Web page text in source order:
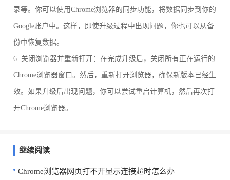
录等。你可以使用Chrome浏览器的同步功能，将数据同步到你的
Google账户中。这样，即使升级过程中出现问题，你也可以从备
份中恢复数据。
6. 关闭浏览器并重新打开：在完成升级后，关闭所有正在运行的
Chrome浏览器窗口。然后，重新打开浏览器，确保新版本已经生
效。如果升级后出现问题，你可以尝试重启计算机，然后再次打
开Chrome浏览器。
继续阅读
Chrome浏览器网页打不开显示连接超时怎么办